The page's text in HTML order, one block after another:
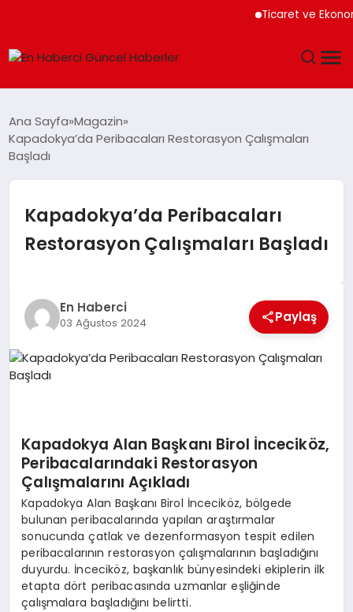
Ticaret ve
SPOR
TEKNOLOJI
DÜNYA
EKONOMI
SIYASET
Ana Sayfa Magazin
Kapadokya’da Peribacaları Restorasyon Çalışmaları
Başladı
Kapadokya’da Peribacaları
Restorasyon Çalışmaları Başladı
En Haberci
03 Ağustos 2024 Paylaş
Kapadokya Alan Başkanı Birol İnceciköz,
Peribacalarındaki Restorasyon
Çalışmalarını Açıkladı
Kapadokya Alan Başkanı Birol İnceciköz, bölgede
bulunan peribacalarında yapılan araştırmalar
sonucunda çatlak ve dezenformasyon tespit edilen
peribacalarının restorasyon çalışmalarının başladığını
duyurdu. İnceciköz, başkanlık bünyesindeki ekiplerin ilk
etapta dört peribacasında uzmanlar eşliğinde
çalışmalara başladığını belirtti.